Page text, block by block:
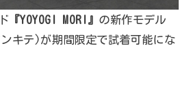
『YOYOGI MORI』 の新作モデル
キテ)が期間限定で試着可能にな